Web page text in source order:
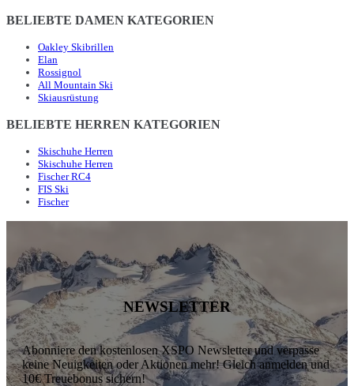
BELIEBTE DAMEN KATEGORIEN
Oakley Skibrillen
Elan
Rossignol
All Mountain Ski
Skiausrüstung
BELIEBTE HERREN KATEGORIEN
Skischuhe Herren
Skischuhe Herren
Fischer RC4
FIS Ski
Fischer
NEWSLETTER
Abonniere den kostenlosen XSPO Newsletter und verpasse
keine Neuigkeiten oder Aktionen mehr! Gleich anmelden und
10€ Treuebonus sichern!